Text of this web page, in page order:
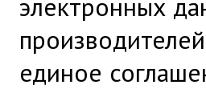
электронных
единое